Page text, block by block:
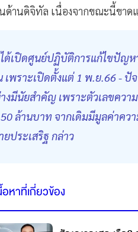
ด้านดิจิทัล เนื่องจากขณะนี้ขาด
ด้เปิดศูนย์ปฏิบัติการแก้ไขปัญ
เพราะเปิดตั้งแต่ 1 พ.ย.66 -
งมีนัยสำคัญ เพราะตัวเลขคว
ล้านบาท จากเดิมมีมูลค่าคว
ประเสริฐ กล่าว
อหาที่เกี่ยวข้อง